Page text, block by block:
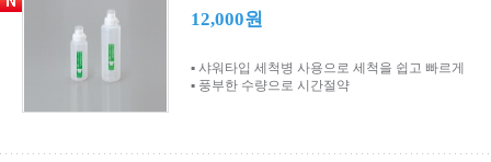
12,000원
▪ 샤워타입 세척병 사용으로 세척을 쉽고 빠르게
▪ 풍부한 수량으로 시간절약